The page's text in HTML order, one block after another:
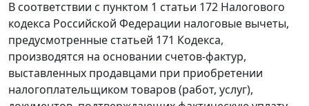
В соответствии с пунктом 1 статьи 172 Налогового
кодекса Российской Федерации налоговые вычеты,
предусмотренные статьей 171 Кодекса,
производятся на основании счетов-фактур,
выставленных продавцами при приобретении
налогоплательщиком товаров (работ, услуг),